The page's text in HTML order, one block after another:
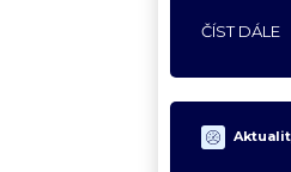
ČÍST DÁLE